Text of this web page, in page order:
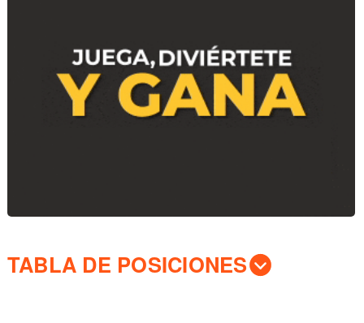
TABLA DE POSICIONES